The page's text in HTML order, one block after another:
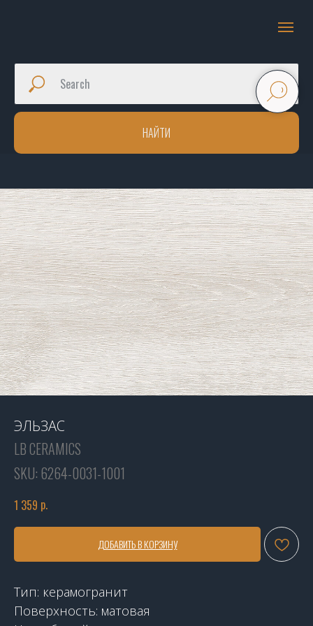
НАЙТИ
ЭЛЬЗАС
LB CERAMICS
SKU: 6264-0031-1001
1 359 р.
ДОБАВИТЬ В КОРЗИНУ
Тип: керамогранит
Поверхность: матовая